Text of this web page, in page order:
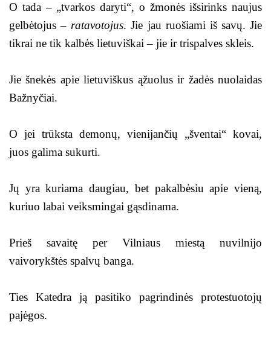
O tada – „tvarkos daryti“, o žmonės išsirinks naujus
gelbėtojus – ratavotojus. Jie jau ruošiami iš savų. Jie
tikrai ne tik kalbės lietuviškai – jie ir trispalves skleis.
Jie šnekės apie lietuviškus ąžuolus ir žadės nuolaidas
Bažnyčiai.
O jei trūksta demonų, vienijančių „šventai“ kovai,
juos galima sukurti.
Jų yra kuriama daugiau, bet pakalbėsiu apie vieną,
kuriuo labai veiksmingai gąsdinama.
Prieš savaitę per Vilniaus miestą nuvilnijo
vaivorykštės spalvų banga.
Ties Katedra ją pasitiko pagrindinės protestuotojų
pajėgos.